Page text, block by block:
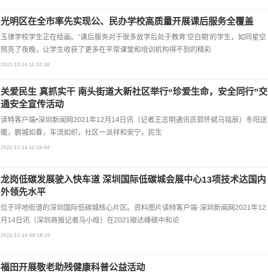
光明区在全市率先实现公、民办学校高质量开展课后服务全覆盖
玉律学校学生正在绘画。“课后服务对于很多放学后处于教育‘空白期’的学生，如同星空
照亮了夜晚，让学生收获了更多在平常课堂和培训机构得不到的精彩
2021-12-14 11:16:38
关爱民生 真抓实干 南头街道大新社区举行“珍爱生命，安全同行”交
通安全宣传活动
读特客户端•深圳新闻网2021年12月14日讯（记者王志明通讯员郭怀斌马铭辰）冬阳送
暖，鹏城如春，车流如织，社区一派祥和安宁。民生
2021-12-14 11:16:04
龙岗低碳发展驶入快车道 深圳国际低碳城会展中心13项技术达国内
外领先水平
位于坪地街道的深圳国际低碳城核心片区。资料图片读特客户端·深圳新闻网2021年12
月14日讯（深圳商报记者马小晗）在2021碳达峰碳中和论
2021-12-14 09:18:15
福田开展敬老助残健康科普公益活动